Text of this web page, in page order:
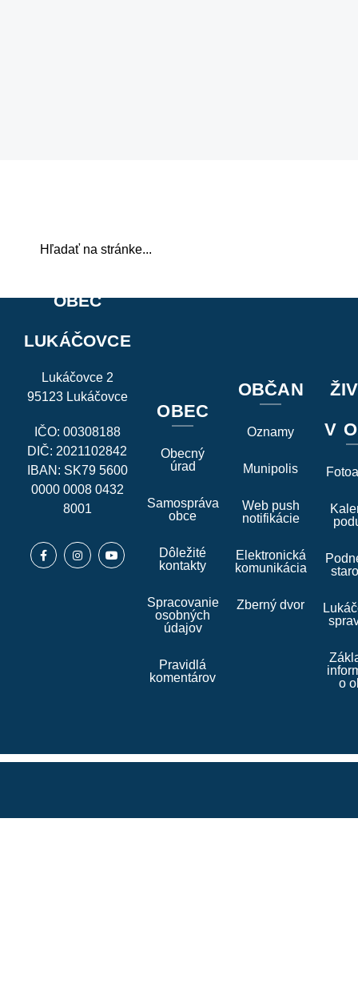
OBEC
LUKÁČOVCE
Lukáčovce 2
95123 Lukáčovce
IČO: 00308188
DIČ: 2021102842
IBAN: SK79 5600
0000 0008 0432
8001
OBEC
Obecný
úrad
Samospráva
obce
Dôležité
kontakty
Spracovanie
osobných
údajov
Pravidlá
komentárov
OBČAN
Oznamy
Munipolis
Web push
notifikácie
Elektronická
komunikácia
Zberný dvor
V
o